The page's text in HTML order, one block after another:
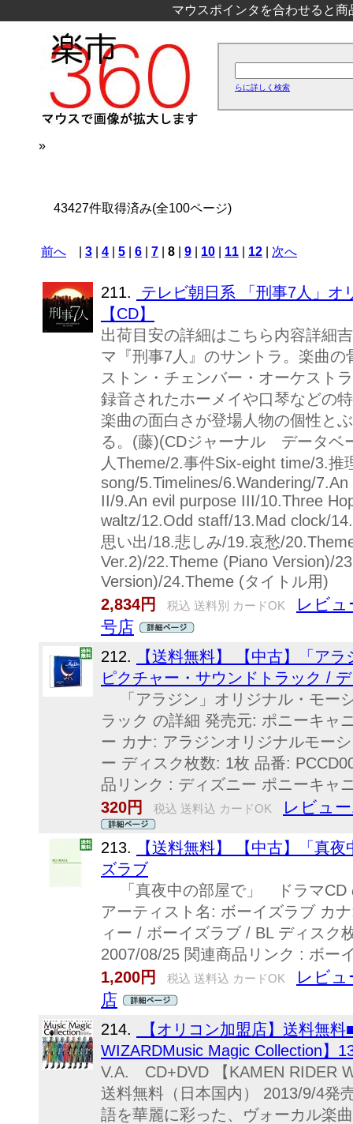
マウスポインタを合わせると
らに詳しく検索
»
43427件取得済み(全100ページ)
前へ 3 4 5 6 7 8 9 10 11 12 次へ
211.
テレビ朝日系 「刑事7人」オ
【CD】
出荷目安の詳細はこちら内容詳細
マ『刑事7人』のサントラ。楽曲
ストン・チェンバー・オーケスト
録音されたホーメイや口琴などの
楽曲の面白さが登場人物の個性と
る。(藤)(CDジャーナル データベ
人Theme/2.事件Six-eight time/3.推
song/5.Timelines/6.Wandering/
II/9.An evil purpose III/10.Three
waltz/12.Odd staff/13.Mad clock/
思い出/18.悲しみ/19.哀愁/
Ver.2)/22.Theme (Piano Version)/
Version)/24.Theme (タイトル用)
2,834円
税込 送料別 カードOK
レビュ
号店
212.
【送料無料】 【中古】「ア
ピクチャー・サウンドトラック /
「アラジン」オリジナル・モー
ラック の詳細 発売元: ポニーキャ
ー カナ: アラジンオリジナルモー
ー ディスク枚数: 1枚 品番:
品リンク : ディズニー ポニーキャ
320円
税込 送料込 カードOK レビュ
213.
【送料無料】 【中古】「真
ズラブ
「真夜中の部屋で」 ドラマCD
アーティスト名: ボーイズラブ カ
ィー / ボーイズラブ / BL ディスク
2007/08/25 関連商品リンク : ボー
1,200円
税込 送料込 カードOK
レビュ
店
214.
【オリコン加盟店】送料無
WIZARDMusic Magic Collection】
V.A. CD+DVD 【KAMEN RIDER
送料無料（日本国内） 2013/9/4発
語を華麗に彩った、ヴォーカル楽